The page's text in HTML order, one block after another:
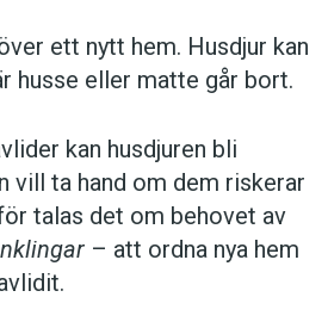
ett nytt hem. Husdjur kan
husse eller matte går bort.
kan husdjuren bli
vill ta hand om dem riskerar
talas det om behovet av
– att ordna nya hem